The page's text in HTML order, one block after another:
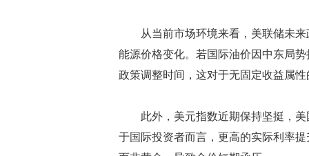
从当前市场环境来看，美联储未来
能源价格变化。若国际油价因中东局
政策调整时间，这对于无固定收益属
此外，美元指数近期保持坚挺，美
于国际投资者而言，更高的实际利率